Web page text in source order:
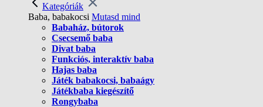
Kategóriák
Baba, babakocsi Mutasd mind
Babaház, bútorok
Csecsemő baba
Divat baba
Funkciós, interaktív baba
Hajas baba
Játék babakocsi, babaágy
Játékbaba kiegészítő
Rongybaba